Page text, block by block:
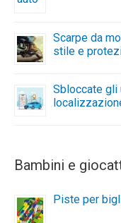
Scarpe da
stile e
Sbloccate
Bambini e
Piste per